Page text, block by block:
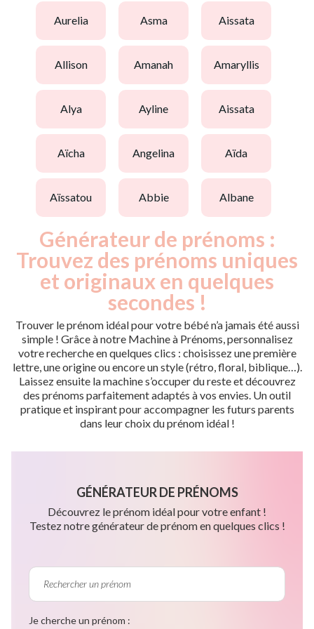
aurelia asma aissata
allison amanah amaryllis
alya ayline aissata
aïcha angelina aïda
aïssatou abbie albane
Générateur de prénoms :
Trouvez des prénoms uniques
et originaux en quelques
secondes !
Trouver le prénom idéal pour votre bébé n’a jamais été aussi
simple ! Grâce à notre Machine à Prénoms, personnalisez
votre recherche en quelques clics : choisissez une première
lettre, une origine ou encore un style (rétro, floral, biblique…).
Laissez ensuite la machine s’occuper du reste et découvrez
des prénoms parfaitement adaptés à vos envies. Un outil
pratique et inspirant pour accompagner les futurs parents
dans leur choix du prénom idéal !
GÉNÉRATEUR DE PRÉNOMS
Découvrez le prénom idéal pour votre enfant !
Testez notre générateur de prénom en quelques clics !
Je cherche un prénom :